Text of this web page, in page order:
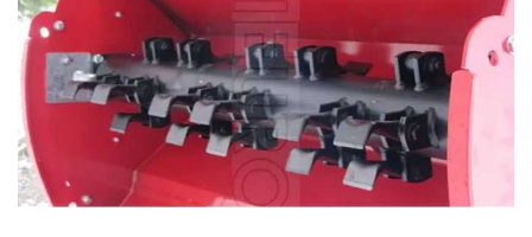
Sichelmähwerke für Traktoren
Sichelmulcher für Traktoren
Sortierer für Oliven
Sprühgeräte für Pflanzenbehandlung
Stäubegeräte für Traktor
Staubsauger - Elektrobesen
I
Idromatic
Il-Tec
Imperia
Infaco
Intec
Intex